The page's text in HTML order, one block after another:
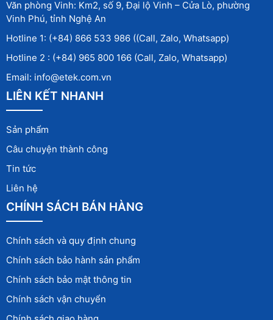
Văn phòng Vinh: Km2, số 9, Đại lộ Vinh – Cửa Lò, phường
Vinh Phú, tỉnh Nghệ An
Hotline 1: (+84) 866 533 986 ((Call, Zalo, Whatsapp)
Hotline 2 : (+84) 965 800 166 (Call, Zalo, Whatsapp)
Email: info@etek.com.vn
LIÊN KẾT NHANH
Sản phẩm
Câu chuyện thành công
Tin tức
Liên hệ
CHÍNH SÁCH BÁN HÀNG
Chính sách và quy định chung
Chính sách bảo hành sản phẩm
Chính sách bảo mật thông tin
Chính sách vận chuyển